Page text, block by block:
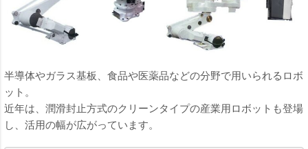
半導体やガラス基板、食品や医薬品などの分野で用いられるロボ
ット。
近年は、潤滑封止方式のクリーンタイプの産業用ロボットも登場
し、活用の幅が広がっています。